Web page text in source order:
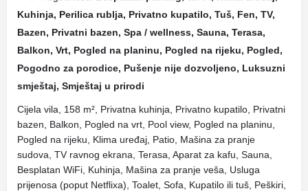
Kuhinja, Perilica rublja, Privatno kupatilo, Tuš, Fen, TV,
Bazen, Privatni bazen, Spa / wellness, Sauna, Terasa,
Balkon, Vrt, Pogled na planinu, Pogled na rijeku, Pogled,
Pogodno za porodice, Pušenje nije dozvoljeno, Luksuzni
smještaj, Smještaj u prirodi
Cijela vila, 158 m², Privatna kuhinja, Privatno kupatilo, Privatni
bazen, Balkon, Pogled na vrt, Pool view, Pogled na planinu,
Pogled na rijeku, Klima uređaj, Patio, Mašina za pranje
sudova, TV ravnog ekrana, Terasa, Aparat za kafu, Sauna,
Besplatan WiFi, Kuhinja, Mašina za pranje veša, Usluga
prijenosa (poput Netflixa), Toalet, Sofa, Kupatilo ili tuš, Peškiri,